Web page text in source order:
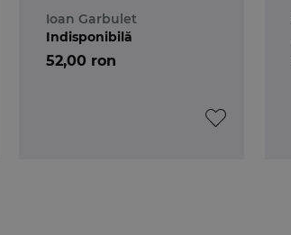
Ioan Garbulet
52,00 ron
Indisponibilă